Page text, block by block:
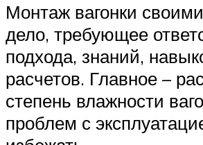
Монтаж вагонки
дело, требующее
подхода, знаний,
расчетов. Главное –
степень влажности
проблем с